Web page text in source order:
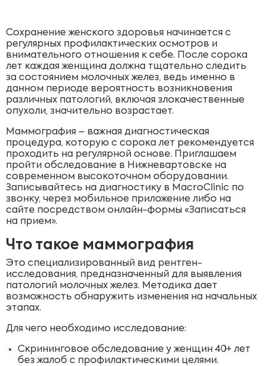
Сохранение женского здоровья начинается с
регулярных профилактических осмотров и
внимательного отношения к себе. После сорока
лет каждая женщина должна тщательно следить
за состоянием молочных желез, ведь именно в
данном периоде вероятность возникновения
различных патологий, включая злокачественные
опухоли, значительно возрастает.
Маммография – важная диагностическая
процедура, которую с сорока лет рекомендуется
проходить на регулярной основе. Приглашаем
пройти обследование в Нижневартовске на
современном высокоточном оборудовании.
Записывайтесь на диагностику в MacroClinic по
звонку, через мобильное приложение либо на
сайте посредством онлайн-формы «Записаться
на прием».
Что такое маммография
Это специализированный вид рентген-
исследования, предназначенный для выявления
патологий молочных желез. Методика дает
возможность обнаружить изменения на начальных
этапах.
Для чего необходимо исследование:
Скрининговое обследование у женщин 40+ лет
без жалоб с профилактическими целями.